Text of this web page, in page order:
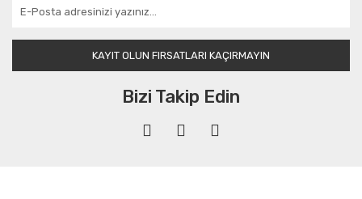
KAYIT OLUN FIRSATLARI KAÇIRMAYIN
Bizi Takip Edin